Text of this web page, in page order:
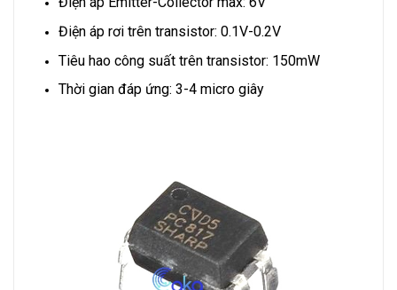
Điện áp rơi trên transistor: 0.1V-0.2V
Tiêu hao công suất trên transistor: 150mW
Thời gian đáp ứng: 3-4 micro giây